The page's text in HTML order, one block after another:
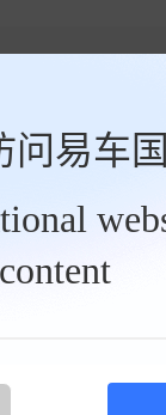
问易车
content
0
Faraday Future日